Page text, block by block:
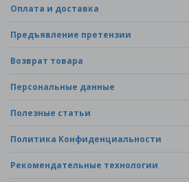
Оплата и доставка
Предъявление претензии
Возврат товара
Персональные данные
Полезные статьи
Политика Конфиденциальности
Рекомендательные технологии